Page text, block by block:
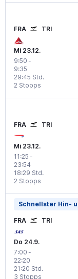
FRA TRI
Mi 23.12.
9:50 -
9:35
2 Stopps
29:45 Std.
FRA TRI
Mi 23.12.
11:25 -
23:54
2 Stopps
18:29 Std.
Schnellster Hin-
FRA TRI
Do 24.9.
7:00 -
22:20
3 Stopps
21:20 Std.